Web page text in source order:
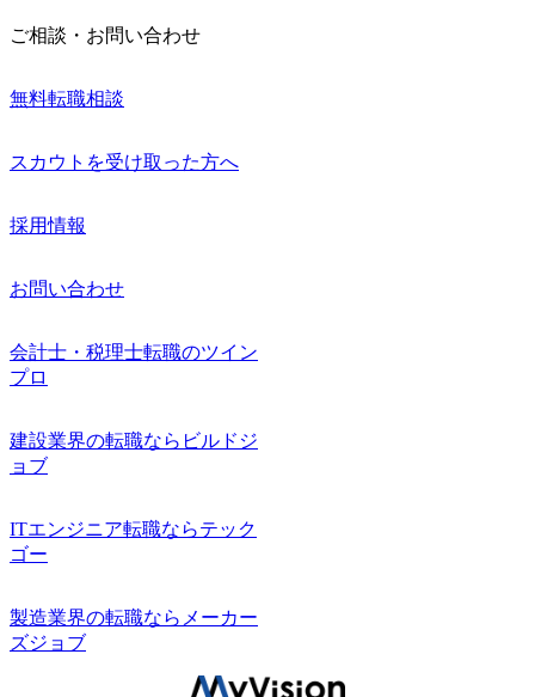
ご相談・お問い合わせ
無料転職相談
スカウトを受け取った方へ
採用情報
お問い合わせ
会計士・税理士転職のツイン
プロ
建設業界の転職ならビルドジ
ョブ
ITエンジニア転職ならテック
ゴー
製造業界の転職ならメーカー
ズジョブ